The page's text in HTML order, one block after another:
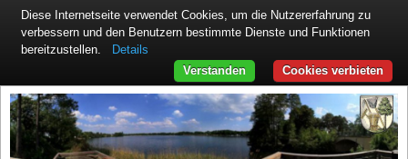
Diese Internetseite verwendet Cookies, um die Nutzererfahrung zu
verbessern und den Benutzern bestimmte Dienste und Funktionen
bereitzustellen.
Details
Cookies verbieten
Verstanden